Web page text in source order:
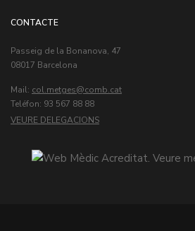
CONTACTE
Passeig de la Bonanova, 47
08017 Barcelona
Mail: col.metges
Teléfon: 93 567 88 88
VEURE DELEGACIONS